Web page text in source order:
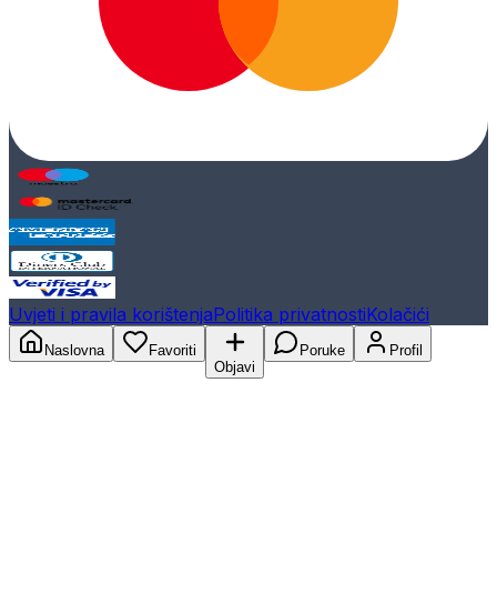
Uvjeti i pravila korištenjaPolitika privatnostiKolačići
Naslovna
Favoriti
Objavi
Poruke Profil